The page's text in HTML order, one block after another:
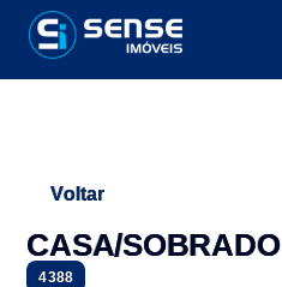
Voltar
CASA/
4388